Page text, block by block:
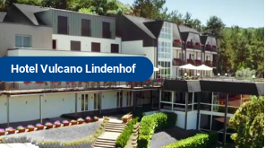
Hotel Vulcano Lindenhof